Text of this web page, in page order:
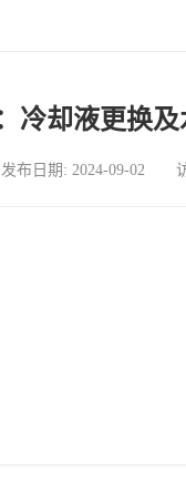
冷却液更换
布日期: 2024-09-02